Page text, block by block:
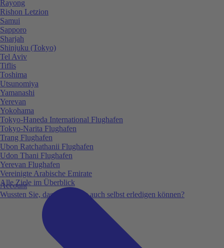
Account
Wussten Sie, dass Sie vieles auch selbst erledigen können?
Rayong
Rishon Letzion
Samui
Sapporo
Sharjah
Shinjuku (Tokyo)
Tel Aviv
Tiflis
Toshima
Utsunomiya
Yamanashi
Yerevan
Yokohama
Tokyo-Haneda International Flughafen
Tokyo-Narita Flughafen
Trang Flughafen
Ubon Ratchathanii Flughafen
Udon Thani Flughafen
Yerevan Flughafen
Vereinigte Arabische Emirate
Alle Ziele im Überblick